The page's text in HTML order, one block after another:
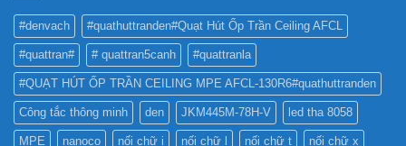
QUẢNG
CÁO?
TỐT
NHẤT
?
#denvach #quathuttranden#Quạt Hút Ốp Trần Ceiling AFCL
#quattran# # quattran5canh #quattranla
#QUẠT HÚT ỐP TRẦN CEILING MPE AFCL-130R6#quathuttranden
Công tắc thông minh den JKM445M-78H-V led tha 8058
MPE nanoco nối chữ i nối chữ l nối chữ t nối chữ x